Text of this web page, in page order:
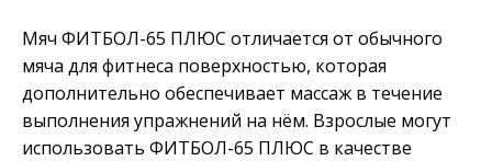
Мяч ФИТБОЛ-65 ПЛЮС отличается от обычного
мяча для фитнеса поверхностью, которая
дополнительно обеспечивает массаж в течение
выполнения упражнений на нём. Взрослые могут
использовать ФИТБОЛ-65 ПЛЮС в качестве